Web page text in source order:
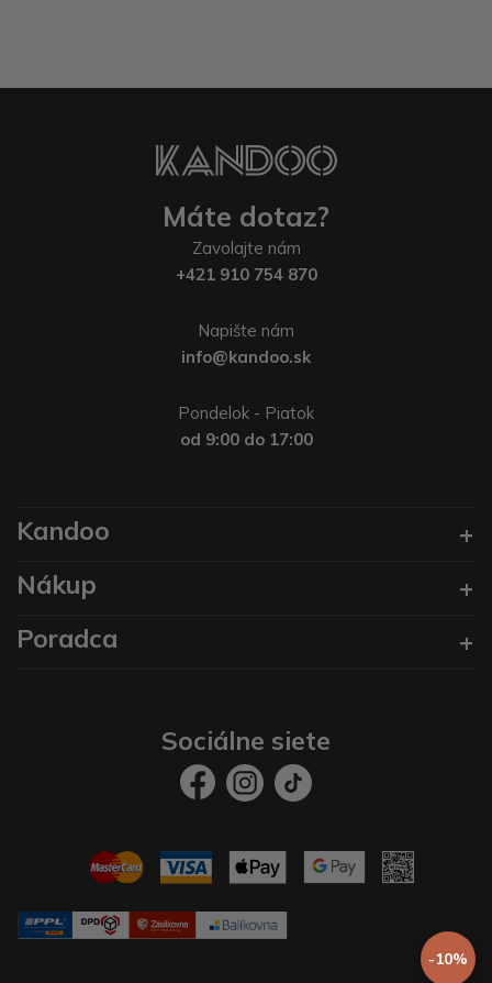
-10%
Máte dotaz?
Zavolajte nám
+421 910 754 870
Napište nám
info@kandoo.sk
Pondelok - Piatok
od 9:00 do 17:00
Kandoo
Nákup
Poradca
Sociálne siete